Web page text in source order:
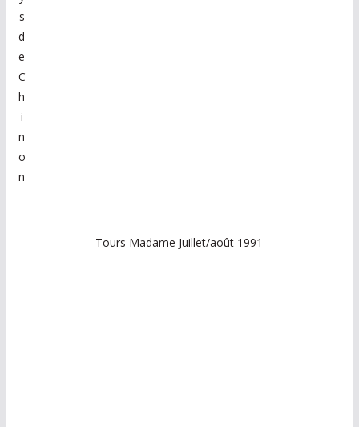
s
d
e
C
h
i
n
o
n
Tours Madame Juillet/août 1991